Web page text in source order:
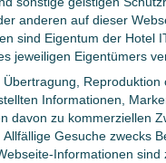
anderen auf dieser
sind Eigentum der Hotel
jeweiligen Eigentümers
Reproduktion
Informationen,
davon zu kommerziellen
Gesuche zwecks
Informationen sind